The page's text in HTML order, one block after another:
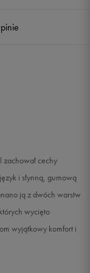
o dostępności
o dostępności
cechy
i słynną, gumową
ją z dwóch warstw
wycięto
wyjątkowy komfort i